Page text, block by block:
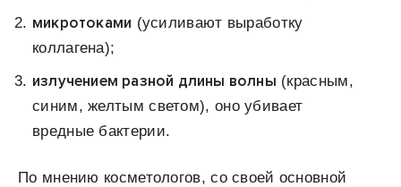
микротоками (усиливают выработку
коллагена);
излучением разной длины волны (красным,
синим, желтым светом), оно убивает
вредные бактерии.
По мнению косметологов, со своей основной